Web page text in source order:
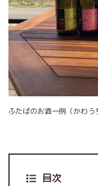
ふたばのお酒一例（かわう
目次